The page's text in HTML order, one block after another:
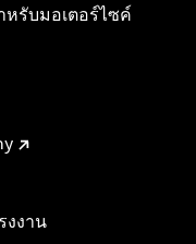
รับมอเตอร์ไซค์
งงาน